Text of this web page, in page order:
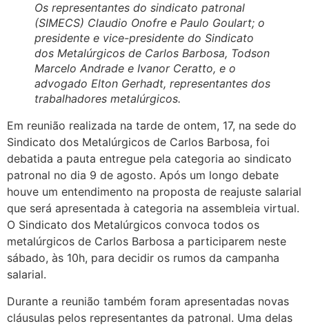
Os representantes do sindicato patronal
(SIMECS) Claudio Onofre e Paulo Goulart; o
presidente e vice-presidente do Sindicato
dos Metalúrgicos de Carlos Barbosa, Todson
Marcelo Andrade e Ivanor Ceratto, e o
advogado Elton Gerhadt, representantes dos
trabalhadores metalúrgicos.
Em reunião realizada na tarde de ontem, 17, na sede do
Sindicato dos Metalúrgicos de Carlos Barbosa, foi
debatida a pauta entregue pela categoria ao sindicato
patronal no dia 9 de agosto. Após um longo debate
houve um entendimento na proposta de reajuste salarial
que será apresentada à categoria na assembleia virtual.
O Sindicato dos Metalúrgicos convoca todos os
metalúrgicos de Carlos Barbosa a participarem neste
sábado, às 10h, para decidir os rumos da campanha
salarial.
Durante a reunião também foram apresentadas novas
cláusulas pelos representantes da patronal. Uma delas